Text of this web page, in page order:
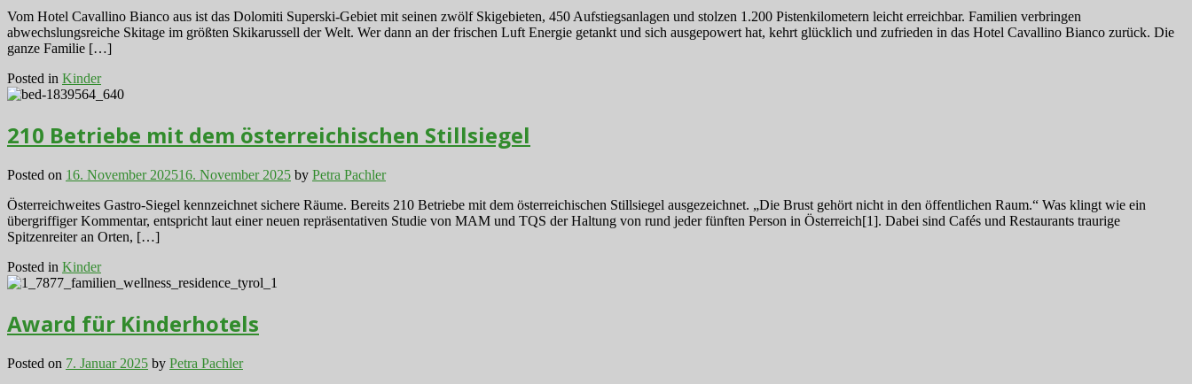
Vom Hotel Cavallino Bianco aus ist das Dolomiti Superski-Gebiet mit seinen zwölf Skigebieten, 450 Aufstiegsanlagen und stolzen 1.200 Pistenkilometern leicht erreichbar. Familien verbringen
abwechslungsreiche Skitage im größten Skikarussell der Welt. Wer dann an der frischen Luft Energie getankt und sich ausgepowert hat, kehrt glücklich und zufrieden in das Hotel Cavallino Bianco zurück. Die
ganze Familie […]
Posted in Kinder
210 Betriebe mit dem österreichischen Stillsiegel
Posted on 16. November 202516. November 2025 by Petra Pachler
Österreichweites Gastro-Siegel kennzeichnet sichere Räume. Bereits 210 Betriebe mit dem österreichischen Stillsiegel ausgezeichnet. „Die Brust gehört nicht in den öffentlichen Raum.“ Was klingt wie ein
übergriffiger Kommentar, entspricht laut einer neuen repräsentativen Studie von MAM und TQS der Haltung von rund jeder fünften Person in Österreich[1]. Dabei sind Cafés und Restaurants traurige
Spitzenreiter an Orten, […]
Posted in Kinder
Award für Kinderhotels
Posted on 7. Januar 2025 by Petra Pachler